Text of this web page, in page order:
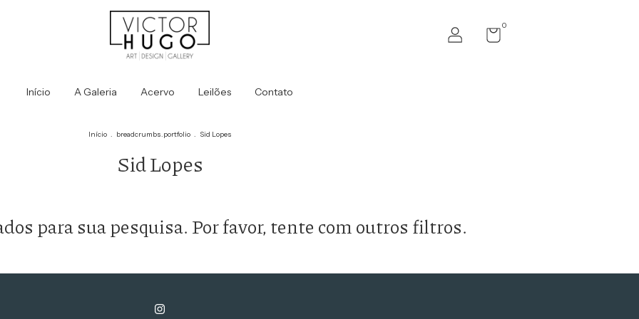
0
Início A Galeria Acervo Leilões Contato
Início . breadcrumbs.portfolio . Sid Lopes
Sid Lopes
para sua pesquisa. Por favor, tente com outros filtros.